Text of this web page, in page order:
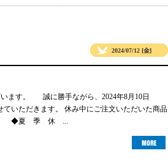
2024/07/12 [金]
います。 誠に勝手ながら、2024年8月10日
ていただきます。 休み中にご注文いただいた商品
す。 ◆夏 季 休 ...